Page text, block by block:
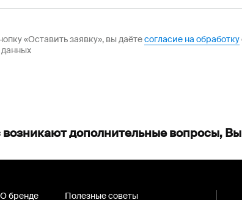
«Оставить заявку», вы даётесогласие на обработку
возникают дополнительные вопросы,
О бренде Полезные советы